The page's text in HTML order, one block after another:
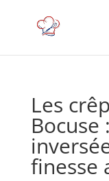
Les
Bocuse
finesse